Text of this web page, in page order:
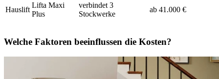
Hauslift
Lifta Maxi
Plus
verbindet 3
Stockwerke
ab 41.000 €
Welche Faktoren beeinflussen die Kosten?